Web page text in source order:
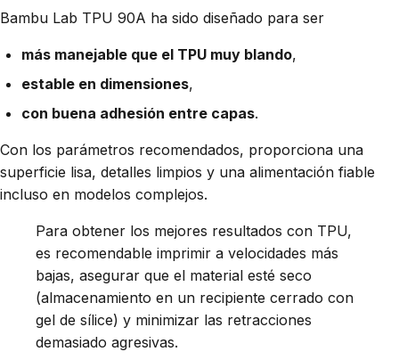
Bambu Lab TPU 90A ha sido diseñado para ser
más manejable que el TPU muy blando,
estable en dimensiones,
con buena adhesión entre capas.
Con los parámetros recomendados, proporciona una
superficie lisa, detalles limpios y una alimentación fiable
incluso en modelos complejos.
Para obtener los mejores resultados con TPU,
es recomendable imprimir a velocidades más
bajas, asegurar que el material esté seco
(almacenamiento en un recipiente cerrado con
gel de sílice) y minimizar las retracciones
demasiado agresivas.